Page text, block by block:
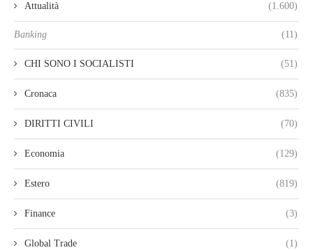
Attualità (1.600)
Banking (11)
CHI SONO I SOCIALISTI (51)
Cronaca (835)
DIRITTI CIVILI (70)
Economia (129)
Estero (819)
Finance (3)
Global Trade (1)